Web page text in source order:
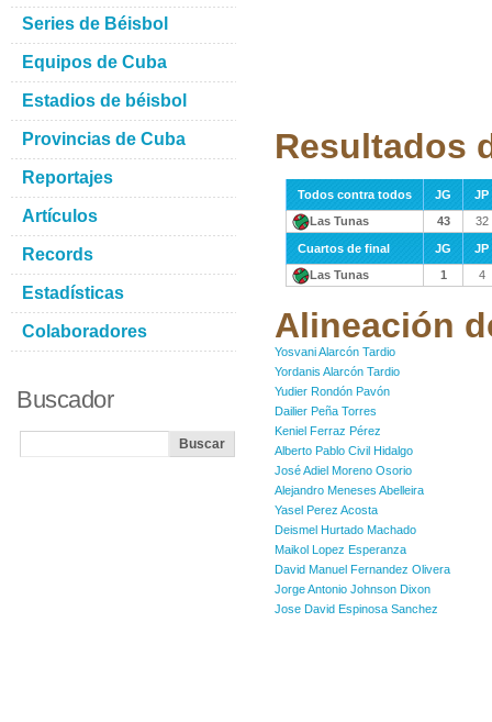
Resultados
Todos contra todos JG
JP
Las Tunas
43 32
Cuartos de final JG
JP
Las Tunas
1 4
Alineación
Yosvani Alarcón Tardio
Yordanis Alarcón Tardio
Yudier Rondón Pavón
Dailier Peña Torres
Keniel Ferraz Pérez
Alberto Pablo Civil Hidalgo
José Adiel Moreno Osorio
Alejandro Meneses Abelleira
Yasel Perez Acosta
Deismel Hurtado Machado
Maikol Lopez Esperanza
David Manuel Fernandez Olivera
Jorge Antonio Johnson Dixon
Jose David Espinosa Sanchez
Series de Béisbol
Equipos de Cuba
Estadios de béisbol
Provincias de Cuba
Reportajes
Artículos
Records
Estadísticas
Colaboradores
Buscador